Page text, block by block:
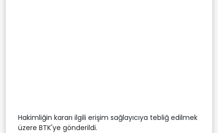
Hakimliğin kararı ilgili erişim sağlayıcıya tebliğ edilmek
üzere BTK'ye gönderildi.